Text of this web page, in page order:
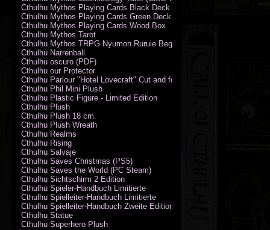
Cthulhu Mythos Playing Cards Black Deck
Cthulhu Mythos Playing Cards Green Deck
Cthulhu Mythos Playing Cards Wood Box
Cthulhu Mythos Tarot
Cthulhu Mythos TRPG Nyumon Ruruie Beginners
Cthulhu Narrenball
Cthulhu oscuro (PDF)
Cthulhu our Protector
Cthulhu Parlour "Hotel Lovecraft" Cut and fold Game-Cards
Cthulhu Phil Mini Plush
Cthulhu Plastic Figure - Limited Edition
Cthulhu Plush
Cthulhu Plush 18 cm.
Cthulhu Plush Wreath
Cthulhu Realms
Cthulhu Rising
Cthulhu Salvaje
Cthulhu Saves Christmas (PS5)
Cthulhu Saves the World (PC Steam)
Cthulhu Sichtschirm 2 Edition
Cthulhu Spieler-Handbuch Limitierte
Cthulhu Spielleiter-Handbuch Limitierte
Cthulhu Spielleiter-Handbuch Zweite Edition
Cthulhu Statue
Cthulhu Superhero Plush